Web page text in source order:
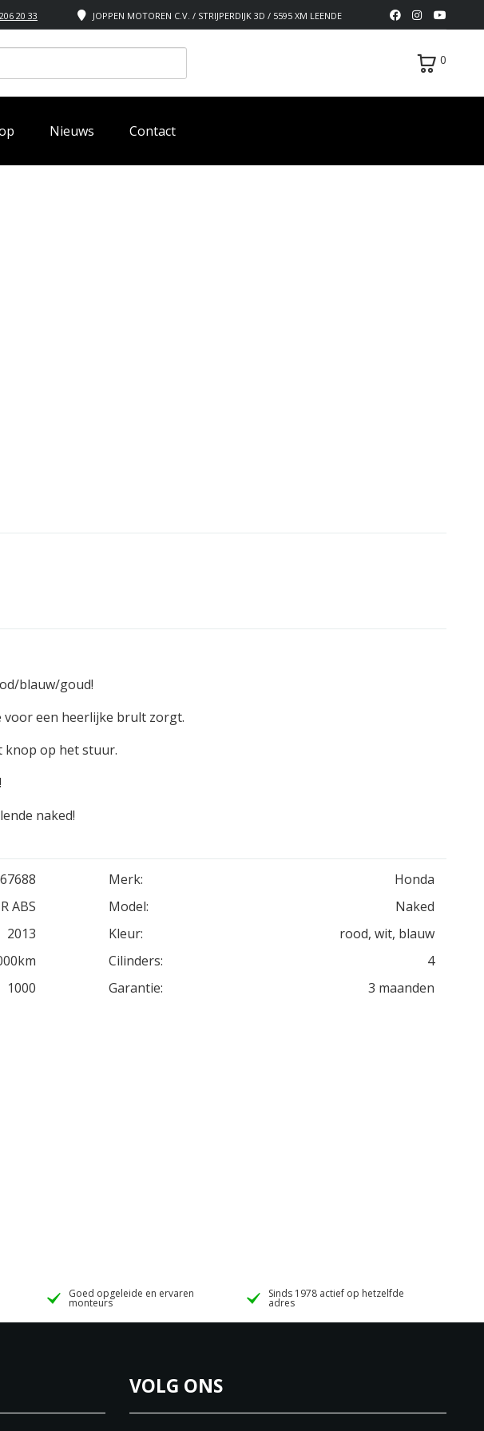
JOPPEN MOTOREN C.V. / STRIJPERDIJK 3D / 5595 XM LEENDE
20 33
0
Nieuws Contact
blauw/goud!
voor een heerlijke brult zorgt.
knop op het stuur.
naked!
Merk:
Honda
ABS Model:
Naked
2013 Kleur:
rood, wit, blauw
Cilinders:
4
1000 Garantie: 3 maanden
Goed opgeleide en ervaren
monteurs
Sinds 1978 actief op hetzelfde
adres
VOLG ONS